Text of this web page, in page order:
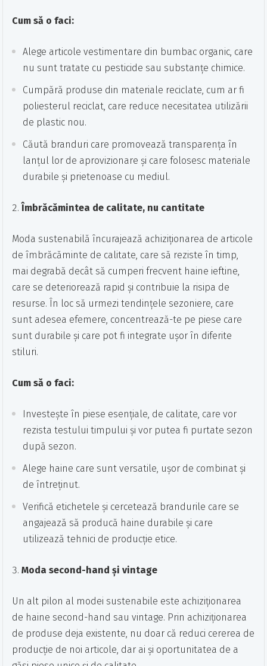
Cum să o faci:
Alege articole vestimentare din bumbac organic, care
nu sunt tratate cu pesticide sau substanțe chimice.
Cumpără produse din materiale reciclate, cum ar fi
poliesterul reciclat, care reduce necesitatea utilizării
de plastic nou.
Căută branduri care promovează transparența în
lanțul lor de aprovizionare și care folosesc materiale
durabile și prietenoase cu mediul.
Îmbrăcămintea de calitate, nu cantitate
Moda sustenabilă încurajează achiziționarea de articole
de îmbrăcăminte de calitate, care să reziste în timp,
mai degrabă decât să cumperi frecvent haine ieftine,
care se deteriorează rapid și contribuie la risipa de
resurse. În loc să urmezi tendințele sezoniere, care
sunt adesea efemere, concentrează-te pe piese care
sunt durabile și care pot fi integrate ușor în diferite
stiluri.
Cum să o faci:
Investește în piese esențiale, de calitate, care vor
rezista testului timpului și vor putea fi purtate sezon
după sezon.
Alege haine care sunt versatile, ușor de combinat și
de întreținut.
Verifică etichetele și cercetează brandurile care se
angajează să producă haine durabile și care
utilizează tehnici de producție etice.
Moda second-hand și vintage
Un alt pilon al modei sustenabile este achiziționarea
de haine second-hand sau vintage. Prin achiziționarea
de produse deja existente, nu doar că reduci cererea de
producție de noi articole, dar ai și oportunitatea de a